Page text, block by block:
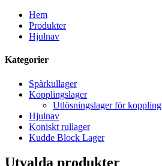
Hem
Produkter
Hjulnav
Kategorier
Spårkullager
Kopplingslager
Utlösningslager för koppling
Hjulnav
Koniskt rullager
Kudde Block Lager
Utvalda produkter